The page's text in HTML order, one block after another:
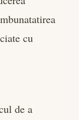
cu
de a